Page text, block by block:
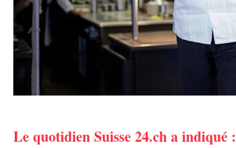
Le quotidien Suisse 24.ch a indiqué :